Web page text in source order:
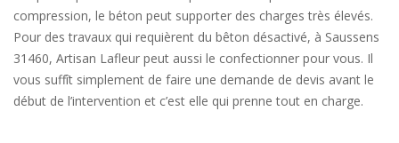
compression, le béton peut supporter des charges très élevés.
Pour des travaux qui requièrent du bêton désactivé, à Saussens
31460, Artisan Lafleur peut aussi le confectionner pour vous. Il
vous suffît simplement de faire une demande de devis avant le
début de l’intervention et c’est elle qui prenne tout en charge.